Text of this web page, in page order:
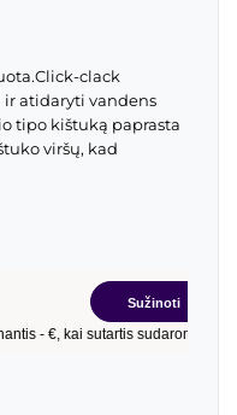
clack
ir atidaryti vandens
tipo kištuką paprasta
viršų, kad